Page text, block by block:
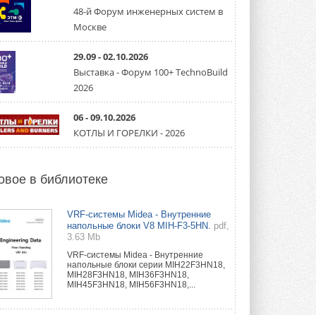
охлаждения для ЦОД
Mitsubishi Electric создаёт в США новую
компанию MEHITS US Inc. ...
31 ИЮЛЯ 2026
США запретили использование
иностранных инверторов
комиссия по связи США (FCC) обновила
свой специальный перечень Covered ...
31 ИЮЛЯ 2026
солнечные панели в МКД
30 ИЮЛЯ 2026
Канальные вентиляторы с ЕС-
двигателями Sysimple TRS EC
Poti
Новинка от Системэйр —
прямоугольный канальный ...
48-й Форум инженерных систем в
Москве
29.09 - 02.10.2026
Выставка - Форум 100+ TechnoBuild
2026
06 - 09.10.2026
КОТЛЫ И ГОРЕЛКИ - 2026
в библиотеке
VRF-системы Midea - Внутренние
напольные блоки V8 MIH-F3-5HN. pdf,
3.63 Mb
VRF-системы Midea - Внутренние
напольные блоки серии MIH22F3HN18,
MIH28F3HN18, MIH36F3HN18,
MIH45F3HN18, MIH56F3HN18,...